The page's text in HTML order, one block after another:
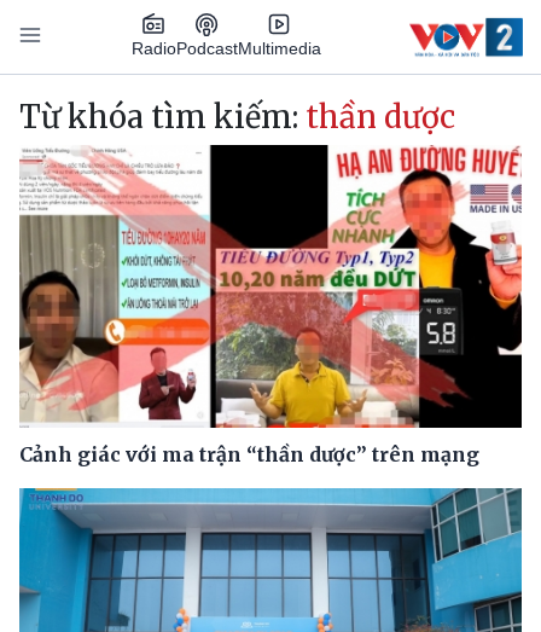
Nhảy đến nội dung
RadioPodcastMultimedia
Main navigation
Từ khóa tìm kiếm: thần dược
Cảnh giác với ma trận “thần dược” trên mạng